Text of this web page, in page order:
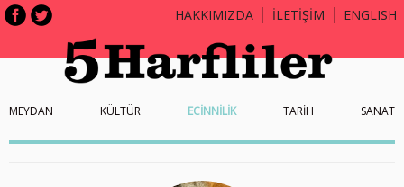
HAKKIMIZDA İLETİŞİM ENGLISH
MEYDAN KÜLTÜR ECİNNİLİK TARİH SANAT